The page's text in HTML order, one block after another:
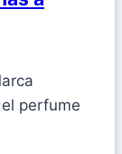
perfume